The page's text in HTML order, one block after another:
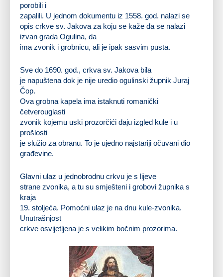
porobili i
zapalili. U jednom dokumentu iz 1558. god. nalazi se
opis crkve sv. Jakova za koju se kaže da se nalazi
izvan grada Ogulina, da
ima zvonik i grobnicu, ali je ipak sasvim pusta.
Sve do 1690. god., crkva sv. Jakova bila
je napuštena dok je nije uredio ogulinski župnik Juraj
Čop.
Ova grobna kapela ima istaknuti romanički
četverouglasti
zvonik kojemu uski prozorčići daju izgled kule i u
prošlosti
je služio za obranu. To je ujedno najstariji očuvani dio
građevine.
Glavni ulaz u jednobrodnu crkvu je s lijeve
strane zvonika, a tu su smješteni i grobovi župnika s
kraja
19. stoljeća. Pomoćni ulaz je na dnu kule-zvonika.
Unutrašnjost
crkve osvijetljena je s velikim bočnim prozorima.